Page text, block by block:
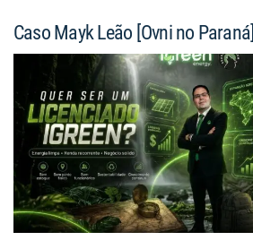
Caso Mayk Leão [Ovni no Paraná]